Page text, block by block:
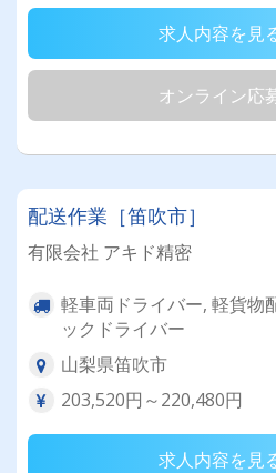
求人内容を見
オンライン応
配送作業［笛吹市］
有限会社 アキド精密
軽車両ドライバー, 軽貨物
ックドライバー
山梨県笛吹市
203,520円～220,480円
求人内容を見